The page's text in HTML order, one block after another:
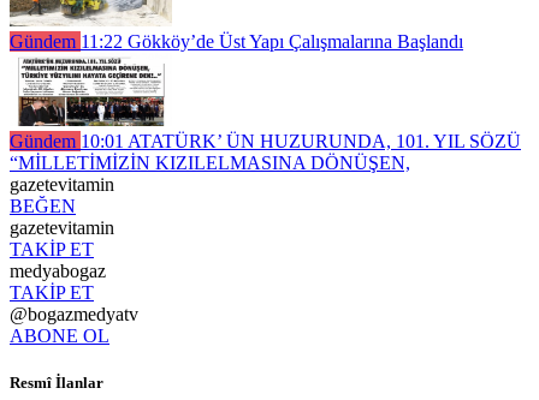
Gündem 11:22 Gökköy’de Üst Yapı Çalışmalarına Başlandı
Gündem 10:01 ATATÜRK’ ÜN HUZURUNDA, 101. YIL SÖZÜ
“MİLLETİMİZİN KIZILELMASINA DÖNÜŞEN,
gazetevitamin
BEĞEN
gazetevitamin
TAKİP ET
medyabogaz
TAKİP ET
@bogazmedyatv
ABONE OL
Resmî İlanlar